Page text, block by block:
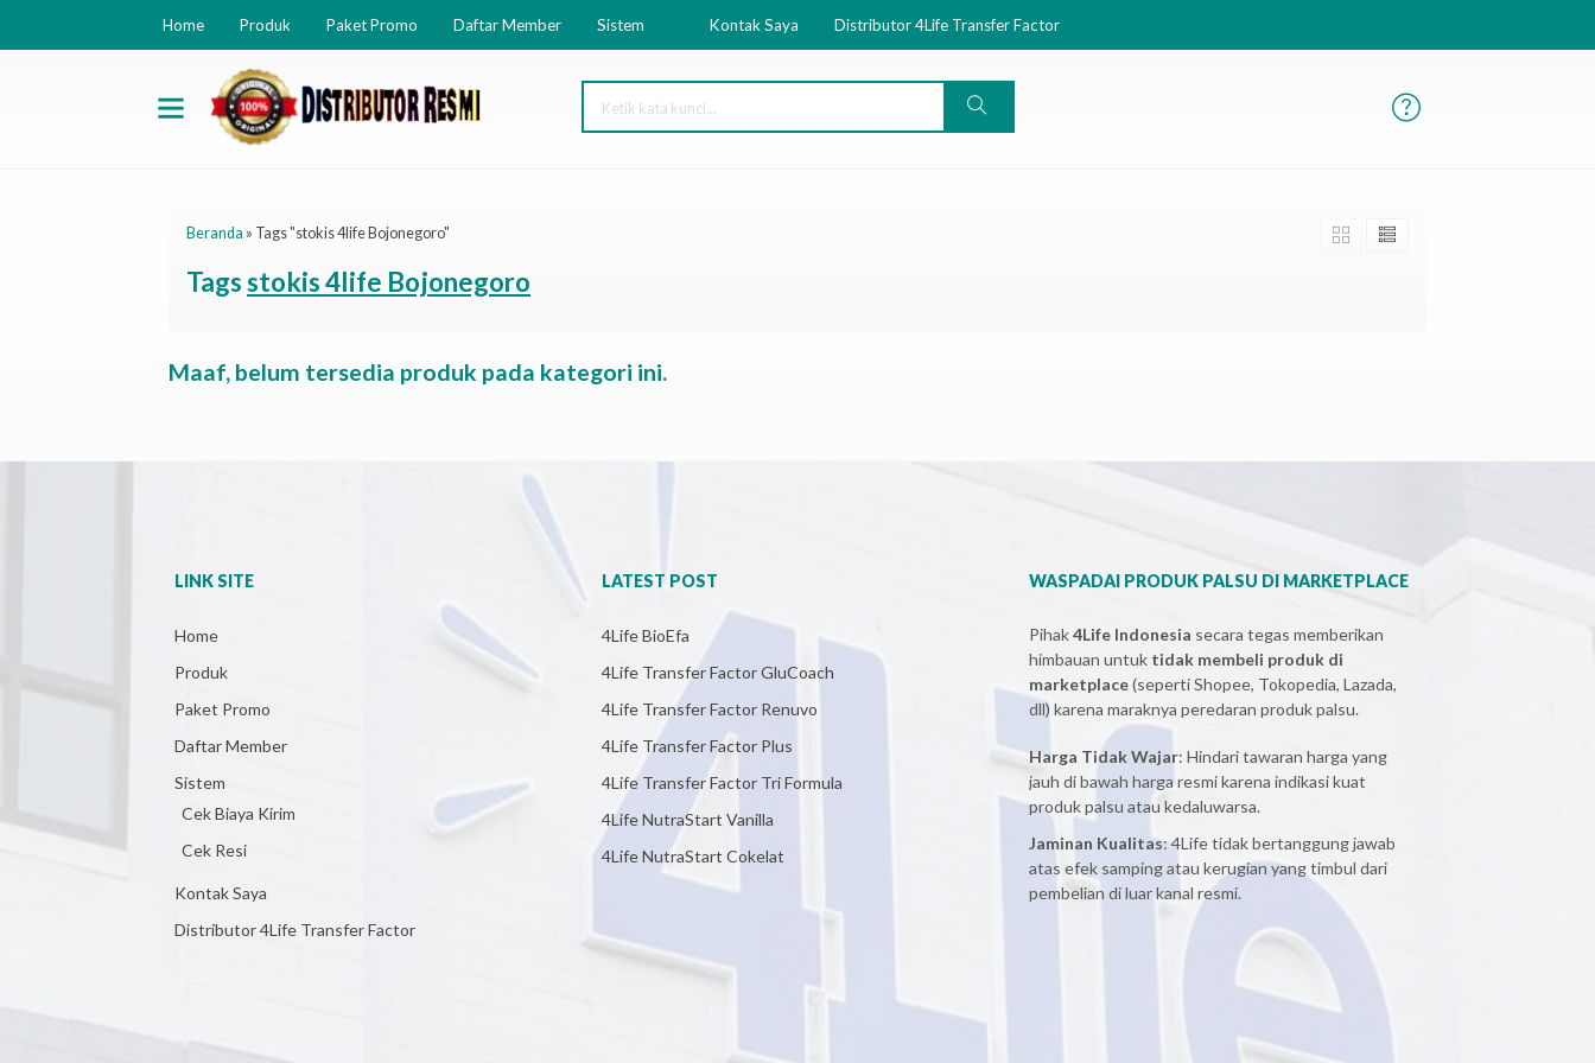
Home Produk Paket Promo Daftar Member Sistem Kontak Saya Distributor 4Life Transfer Factor
Beranda » Tags "stokis 4life Bojonegoro"
Tagsstokis 4life Bojonegoro
Maaf, belum tersedia produk pada kategori ini.
LINK SITE
Home
Produk
Paket Promo
Daftar Member
Sistem
Cek Biaya Kirim
Cek Resi
Kontak Saya
Distributor 4Life Transfer Factor
LATEST POST
4Life BioEfa
4Life Transfer Factor GluCoach
4Life Transfer Factor Renuvo
4Life Transfer Factor Plus
4Life Transfer Factor Tri Formula
4Life NutraStart Vanilla
4Life NutraStart Cokelat
WASPADAI PRODUK PALSU DI MARKETPLACE
Pihak4Life Indonesia secara tegas memberikan
himbauan untuk tidak membeli produk di
marketplace(seperti Shopee, Tokopedia, Lazada,
dll) karena maraknya peredaran produk palsu.
Harga Tidak Wajar: Hindari tawaran harga yang
jauh di bawah harga resmi karena indikasi kuat
produk palsu atau kedaluwarsa.
Jaminan Kualitas: 4Life tidak bertanggung jawab
atas efek samping atau kerugian yang timbul dari
pembelian di luar kanal resmi.